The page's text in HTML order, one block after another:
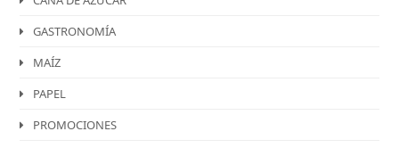
GASTRONOMÍA
MAÍZ
PAPEL
PROMOCIONES